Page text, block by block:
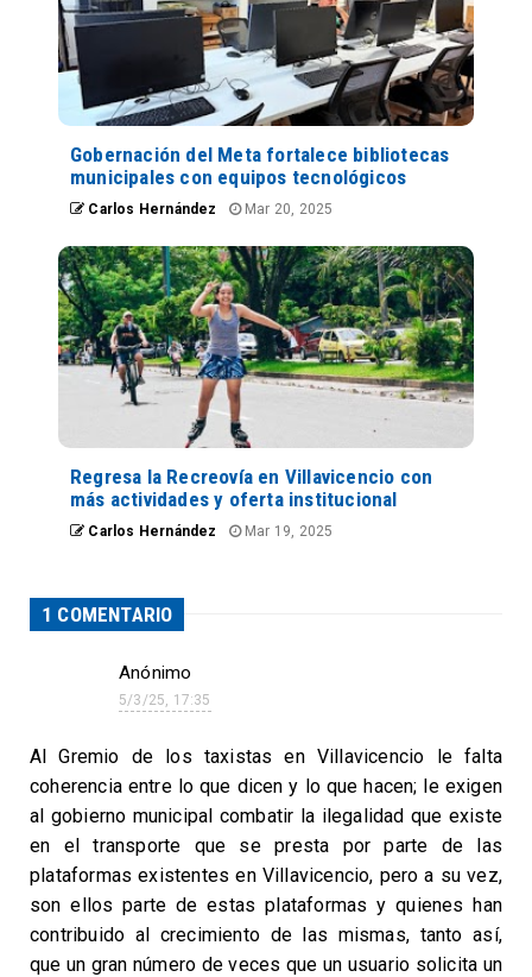
Gobernación del Meta fortalece bibliotecas
municipales con equipos tecnológicos
Carlos Hernández Mar 20, 2025
Regresa la Recreovía en Villavicencio con
más actividades y oferta institucional
Carlos Hernández Mar 19, 2025
1 COMENTARIO
Anónimo
5/3/25, 17:35
Al Gremio de los taxistas en Villavicencio le falta
coherencia entre lo que dicen y lo que hacen; le exigen
al gobierno municipal combatir la ilegalidad que existe
en el transporte que se presta por parte de las
plataformas existentes en Villavicencio, pero a su vez,
son ellos parte de estas plataformas y quienes han
contribuido al crecimiento de las mismas, tanto así,
que un gran número de veces que un usuario solicita un